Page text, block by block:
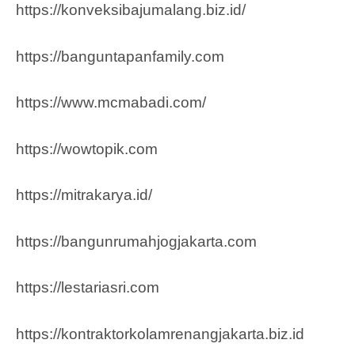
https://konveksibajumalang.biz.id/
https://banguntapanfamily.com
https://www.mcmabadi.com/
https://wowtopik.com
https://mitrakarya.id/
https://bangunrumahjogjakarta.com
https://lestariasri.com
https://kontraktorkolamrenangjakarta.biz.id